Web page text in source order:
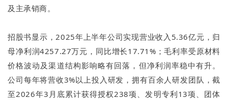
及主承销商。
招股书显示，2025年上半年公司实现营业收入5.36亿元，归
母净利润4257.27万元，同比增长17.71%；毛利率受原材料
价格波动及渠道结构影响略有回落，但净利润率稳中有升。
公司每年将营收3%以上投入研发，拥有百余人研发团队，截
至2026年3月底累计获得授权238项、发明专利13项、团体